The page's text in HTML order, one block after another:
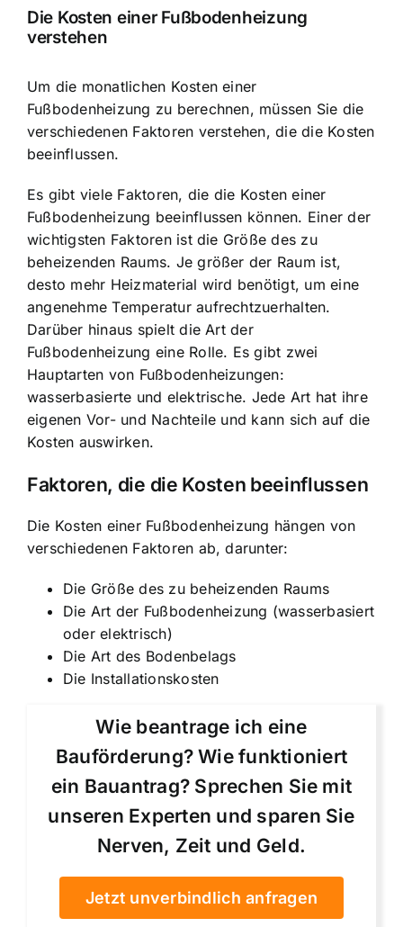
Die Kosten einer Fußbodenheizung
verstehen
Um die monatlichen Kosten einer
Fußbodenheizung zu berechnen, müssen Sie die
verschiedenen Faktoren verstehen, die die Kosten
beeinflussen.
Es gibt viele Faktoren, die die Kosten einer
Fußbodenheizung beeinflussen können. Einer der
wichtigsten Faktoren ist die Größe des zu
beheizenden Raums. Je größer der Raum ist,
desto mehr Heizmaterial wird benötigt, um eine
angenehme Temperatur aufrechtzuerhalten.
Darüber hinaus spielt die Art der
Fußbodenheizung eine Rolle. Es gibt zwei
Hauptarten von Fußbodenheizungen:
wasserbasierte und elektrische. Jede Art hat ihre
eigenen Vor- und Nachteile und kann sich auf die
Kosten auswirken.
Faktoren, die die Kosten beeinflussen
Die Kosten einer Fußbodenheizung hängen von
verschiedenen Faktoren ab, darunter:
Die Größe des zu beheizenden Raums
Die Art der Fußbodenheizung (wasserbasiert
oder elektrisch)
Die Art des Bodenbelags
Die Installationskosten
Wie beantrage ich eine
Bauförderung? Wie funktioniert
ein Bauantrag? Sprechen Sie mit
unseren Experten und sparen Sie
Nerven, Zeit und Geld.
Jetzt unverbindlich anfragen